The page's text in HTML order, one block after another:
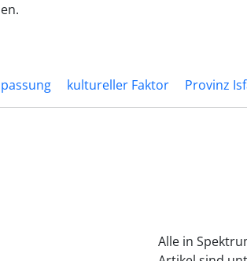
kultureller Faktor Provinz
Alle in